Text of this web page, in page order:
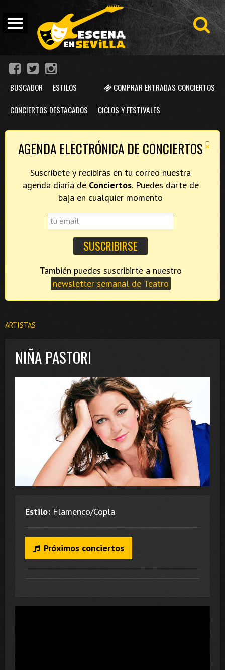
COMPRAR ENTRADAS CONCIERTOS
BUSCADOR ESTILOS
CONCIERTOS DESTACADOS CICLOS Y FESTIVALES
×
AGENDA ELECTRÓNICA DE CONCIERTOS
Suscríbete y recibirás en tu correo nuestra
agenda diaria de Conciertos. Puedes darte de
baja en cualquier momento
newsletter semanal de Teatro
ARTISTAS
NIÑA PASTORI
Estilo: Flamenco/Copla
Próximos conciertos